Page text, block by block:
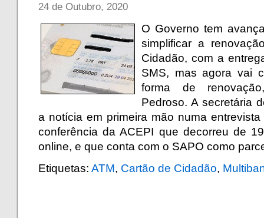
24 de Outubro, 2020
O Governo tem
simplificar a
Cidadão, com a
SMS, mas agora vai
forma de
Pedroso. A secretária
a notícia em primeira mão numa
conferência da ACEPI que decorreu de
online, e que conta com o SAPO como
Etiquetas: ATM, Cartão de Cidadão,